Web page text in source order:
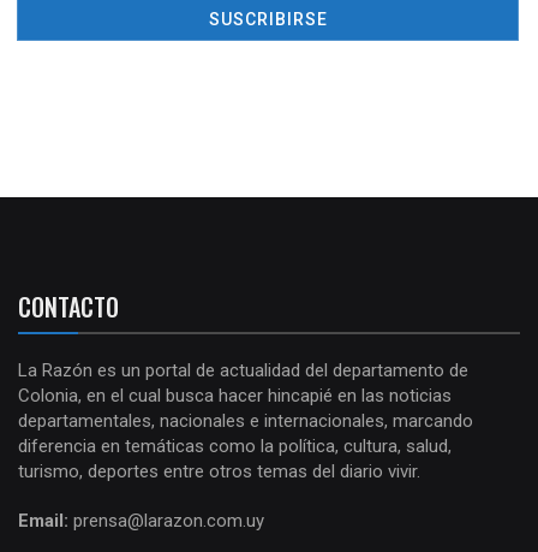
CONTACTO
La Razón es un portal de actualidad del departamento de
Colonia, en el cual busca hacer hincapié en las noticias
departamentales, nacionales e internacionales, marcando
diferencia en temáticas como la política, cultura, salud,
turismo, deportes entre otros temas del diario vivir.
Email: prensa@larazon.com.uy